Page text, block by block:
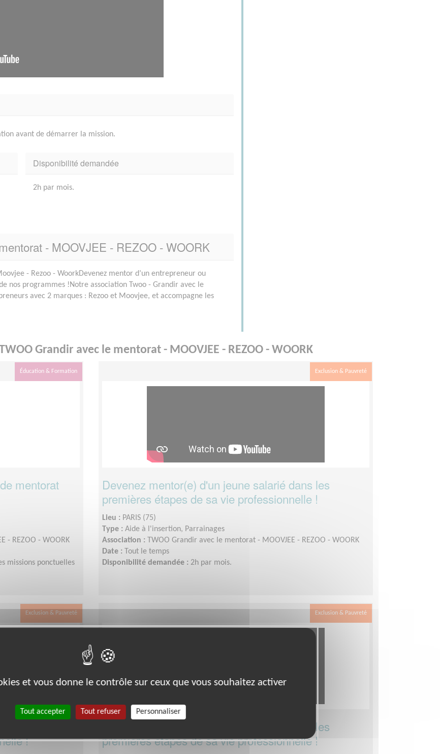
avant de démarrer la mission.
Disponibilité demandée
2h par mois.
- MOOVJEE - REZOO - WOORK
- Rezoo - WoorkDevenez mentor d’un entrepreneur ou
nos programmes !Notre association Twoo - Grandir avec le
avec 2 marques : Rezoo et Moovjee, et accompagne les
Grandir avec le mentorat - MOOVJEE - REZOO - WOORK
Éducation & Formation
mentorat
- REZOO - WOORK
missions ponctuelles
Exclusion & Pauvreté
Devenez mentor(e) d'un jeune salarié dans les
premières étapes de sa vie professionnelle !
Lieu : PARIS (75)
Type : Aide à l'insertion, Parrainages
Association :
TWOO Grandir avec le mentorat - MOOVJEE - REZOO - WOORK
Date :
Tout le temps
Disponibilité demandée : 2h par mois.
Exclusion & Pauvreté
les
!
Exclusion & Pauvreté
Devenez mentor(e) d'un jeune salarié dans les
premières étapes de sa vie professionnelle !
et vous donne le contrôle sur ceux que vous souhaitez activer
Tout accepter Tout refuser Personnaliser